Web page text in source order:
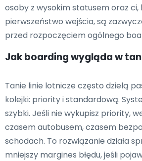
osoby z wysokim statusem oraz
pierwszeństwo wejścia, są
przed rozpoczęciem ogólnego
Jak boarding wygląda w
Tanie linie lotnicze często dzielą
kolejki: priority i standardową.
szybki. Jeśli nie wykupisz priority,
czasem autobusem, czasem
schodach. To rozwiązanie działa
mniejszy margines błędu, jeśli